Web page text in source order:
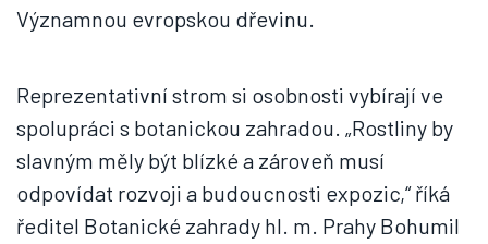
Významnou evropskou dřevinu.
Reprezentativní strom si osobnosti vybírají ve
spolupráci s botanickou zahradou. „Rostliny by
slavným měly být blízké a zároveň musí
odpovídat rozvoji a budoucnosti expozic,“ říká
ředitel Botanické zahrady hl. m. Prahy Bohumil